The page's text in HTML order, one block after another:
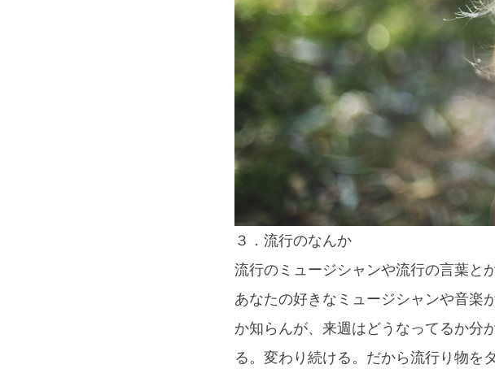
３．流行のなんか
流行のミュージシャンや流行の言葉とか
あなたの好きなミュージシャンや音楽
か知らんが、来週はどうなってるか分
る。変わり続ける。だから流行り物を